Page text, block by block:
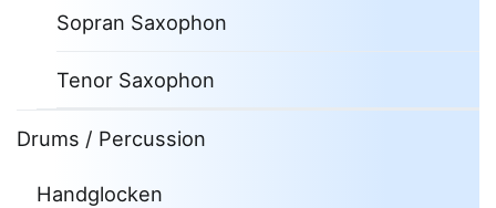
Sopran Saxophon
Tenor Saxophon
Drums / Percussion
Handglocken